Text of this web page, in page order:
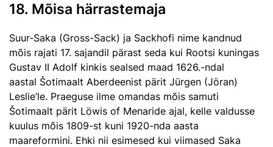
18. Mõisa härrastemaja
Suur-Saka (Gross-Sack) ja Sackhofi nime kandnud
mõis rajati 17. sajandil pärast seda kui Rootsi kuningas
Gustav II Adolf kinkis sealsed maad 1626.-ndal
aastal Šotimaalt Aberdeenist pärit Jürgen (Jöran)
Leslie’le. Praeguse ilme omandas mõis samuti
Šotimaalt pärit Löwis of Menaride ajal, kelle valdusse
kuulus mõis 1809-st kuni 1920-nda aasta
maareformini. Ehki nii esimesed kui viimased Saka